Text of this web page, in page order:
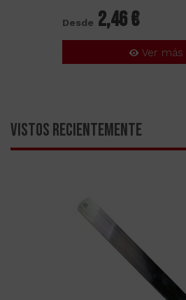
Desde 2,46 €
Ver más
VISTOS RECIENTEMENTE